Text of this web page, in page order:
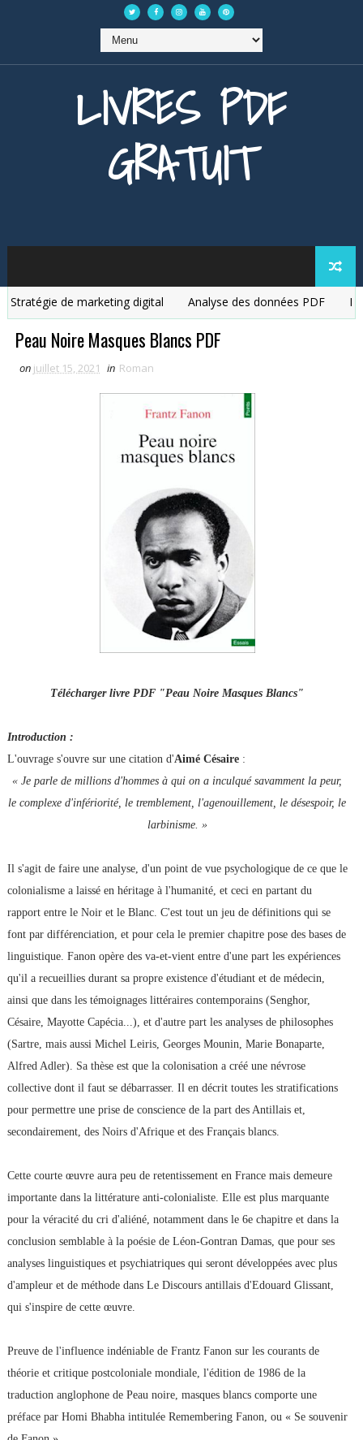
LIVRES PDF
GRATUIT
de marketing digital Analyse des données PDF
Peau Noire Masques Blancs PDF
on juillet 15, 2021 in Roman
Télécharger livre PDF "Peau Noire Masques Blancs"
Introduction :
L'ouvrage s'ouvre sur une citation d'Aimé Césaire:
« Je parle de millions d'hommes à qui on a inculqué savamment la peur,
le complexe d'infériorité, le tremblement, l'agenouillement, le désespoir, le
larbinisme. »
Il s'agit de faire une analyse, d'un point de vue psychologique de ce que le
colonialisme a laissé en héritage à l'humanité, et ceci en partant du
rapport entre le Noir et le Blanc. C'est tout un jeu de définitions qui se
font par différenciation, et pour cela le premier chapitre pose des bases de
linguistique. Fanon opère des va-et-vient entre d'une part les expériences
qu'il a recueillies durant sa propre existence d'étudiant et de médecin,
ainsi que dans les témoignages littéraires contemporains (Senghor,
Césaire, Mayotte Capécia...), et d'autre part les analyses de philosophes
(Sartre, mais aussi Michel Leiris, Georges Mounin, Marie Bonaparte,
Alfred Adler). Sa thèse est que la colonisation a créé une névrose
collective dont il faut se débarrasser. Il en décrit toutes les stratifications
pour permettre une prise de conscience de la part des Antillais et,
secondairement, des Noirs d'Afrique et des Français blancs.
Cette courte œuvre aura peu de retentissement en France mais demeure
importante dans la littérature anti-colonialiste. Elle est plus marquante
pour la véracité du cri d'aliéné, notamment dans le 6e chapitre et dans la
conclusion semblable à la poésie de Léon-Gontran Damas, que pour ses
analyses linguistiques et psychiatriques qui seront développées avec plus
d'ampleur et de méthode dans Le Discours antillais d'Edouard Glissant,
qui s'inspire de cette œuvre.
Preuve de l'influence indéniable de Frantz Fanon sur les courants de
théorie et critique postcoloniale mondiale, l'édition de 1986 de la
traduction anglophone de Peau noire, masques blancs comporte une
préface par Homi Bhabha intitulée Remembering Fanon, ou « Se souvenir